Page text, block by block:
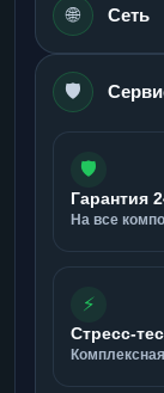
🌐 Сеть
🛡️
🛡️
Гарантия
На все
⚡
Стресс-